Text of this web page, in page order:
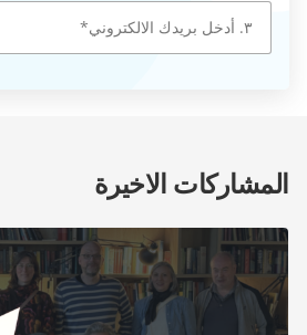
المشاركات الاخيرة